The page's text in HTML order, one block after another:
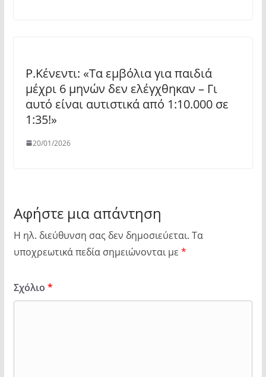
Ρ.Κένεντι: «Τα εμβόλια για παιδιά
μέχρι 6 μηνών δεν ελέγχθηκαν – Γι
αυτό είναι αυτιστικά από 1:10.000 σε
1:35!»
20/01/2026
Αφήστε μια απάντηση
Η ηλ. διεύθυνση σας δεν δημοσιεύεται. Τα
υποχρεωτικά πεδία σημειώνονται με *
Σχόλιο *